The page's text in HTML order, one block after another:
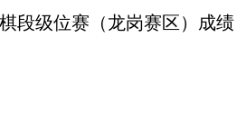
段级位赛（龙岗赛区）成绩